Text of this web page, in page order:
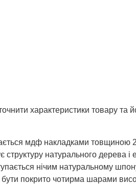
характеристики товару та
мдф накладками товщиною
натурального дерева і
нічим натуральному
бути покрито чотирма шарами